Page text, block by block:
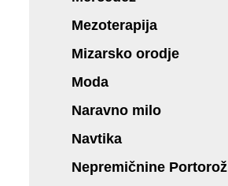
Mezoterapija
Mizarsko orodje
Moda
Naravno milo
Navtika
Nepremičnine Portorož